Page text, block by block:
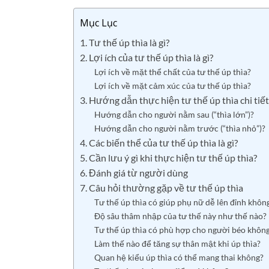
Mục Lục
1. Tư thế úp thìa là gì?
2. Lợi ích của tư thế úp thìa là gì?
Lợi ích về mặt thể chất của tư thế úp thìa?
Lợi ích về mặt cảm xúc của tư thế úp thìa?
3. Hướng dẫn thực hiện tư thế úp thìa chi
Hướng dẫn cho người nằm sau (“thìa lớn”)?
Hướng dẫn cho người nằm trước (“thìa nhỏ”)?
4. Các biến thể của tư thế úp thìa là gì?
5. Cần lưu ý gì khi thực hiện tư thế úp thìa?
6. Đánh giá từ người dùng
7. Câu hỏi thường gặp về tư thế úp thìa
Tư thế úp thìa có giúp phụ nữ dễ lên đỉnh
Độ sâu thâm nhập của tư thế này như thế nào?
Tư thế úp thìa có phù hợp cho người béo
Làm thế nào để tăng sự thân mật khi úp thìa?
Quan hệ kiểu úp thìa có thể mang thai không?